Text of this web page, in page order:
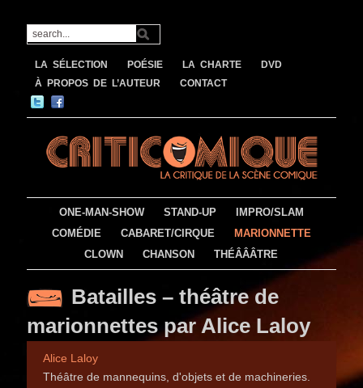
LA SÉLECTION POÉSIE LA CHARTE
DVD
À PROPOS DE L’AUTEUR
CONTACT
ONE-MAN-SHOW STAND-UP
IMPRO/SLAM
COMÉDIE
CABARET/CIRQUE
MARIONNETTE
CLOWN
CHANSON THÉÂÂÂTRE
Batailles – théâtre de
marionnettes par Alice Laloy
Alice Laloy
Théâtre de mannequins, d'objets et de machineries.